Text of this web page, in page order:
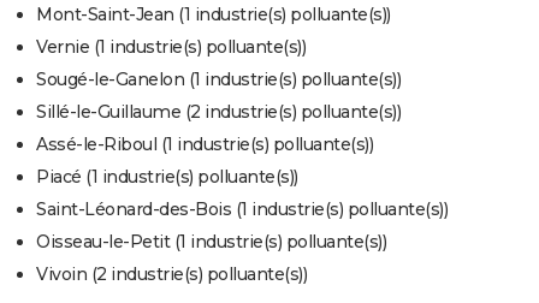
FORUM
Bricolage
Lifestyle
Culture
Television
Voyage
Mont-Saint-Jean (1 industrie(s) polluante(s))
Vernie (1 industrie(s) polluante(s))
Sougé-le-Ganelon (1 industrie(s) polluante(s))
Sillé-le-Guillaume (2 industrie(s) polluante(s))
Assé-le-Riboul (1 industrie(s) polluante(s))
Piacé (1 industrie(s) polluante(s))
Saint-Léonard-des-Bois (1 industrie(s) polluante(s))
Oisseau-le-Petit (1 industrie(s) polluante(s))
Vivoin (2 industrie(s) polluante(s))